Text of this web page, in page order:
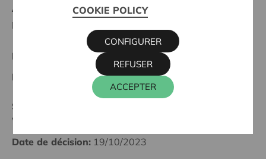
Ambition:
Des quartiers chaleureux et bienveillants
pour tous
Projet régional
Date de début:
19/10/2023
Statut:
West-Limburg
Date de décision: 19/10/2023
COOKIE POLICY
ACCEPTER
REFUSER
CONFIGURER